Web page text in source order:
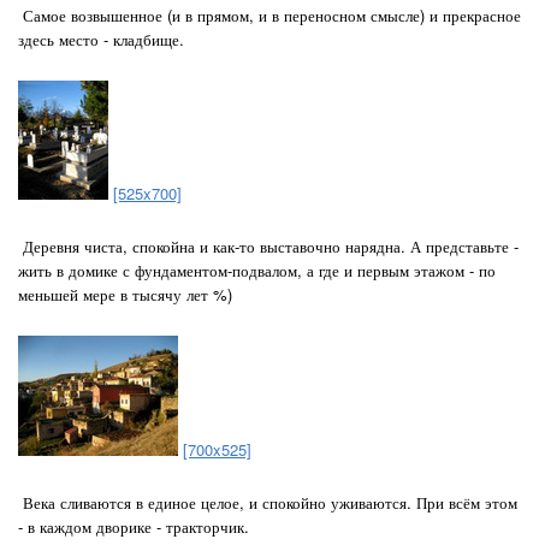
Самое возвышенное (и в прямом, и в переносном смысле) и прекрасное
здесь место - кладбище.
[525x700]
Деревня чиста, спокойна и как-то выставочно нарядна. А представьте -
жить в домике с фундаментом-подвалом, а где и первым этажом - по
меньшей мере в тысячу лет %)
[700x525]
Века сливаются в единое целое, и спокойно уживаются. При всём этом
- в каждом дворике - тракторчик.